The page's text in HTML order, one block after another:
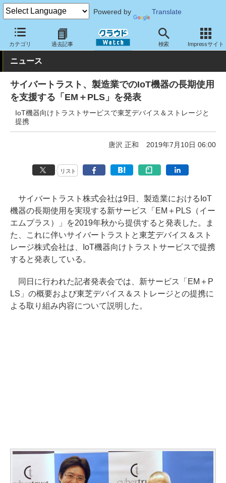
Powered by Translate
カテゴリ 過去記事 検索 Impressサイト
クラウド Watch トピック 協業・提携 国内
ニュース
サイバートラスト、製造業でのIoT機器の長期使用
を支援する「EM＋PLS」を発表
IoT機器向けトラストサービスで東芝デバイス＆ストレージと
提携
唐沢 正和 2019年7月10日 06:00
リスト
サイバートラスト株式会社は9日、製造業におけるIoT
機器の長期使用を実現する新サービス「EM＋PLS（イー
エムプラス）」を2019年秋から提供すると発表した。ま
た、これに伴いサイバートラストと東芝デバイス＆スト
レージ株式会社は、IoT機器向けトラストサービスで提携
すると発表している。
同日に行われた記者発表会では、新サービス「EM＋P
LS」の概要および東芝デバイス＆ストレージとの提携に
よる取り組み内容について説明した。